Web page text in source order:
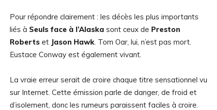
Pour répondre clairement : les décès les plus importants
liés à Seuls face à l’Alaska sont ceux de Preston
Roberts et Jason Hawk. Tom Oar, lui, n’est pas mort.
Eustace Conway est également vivant.
La vraie erreur serait de croire chaque titre sensationnel vu
sur Internet. Cette émission parle de danger, de froid et
d’isolement, donc les rumeurs paraissent faciles à croire.